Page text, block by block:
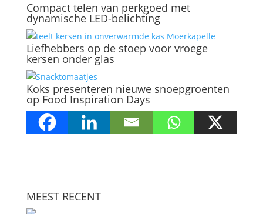
Compact telen van perkgoed met
dynamische LED-belichting
Liefhebbers op de stoep voor vroege
kersen onder glas
Koks presenteren nieuwe snoepgroenten
op Food Inspiration Days
MEEST RECENT